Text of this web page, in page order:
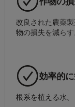
改良された農薬
物の損失を減らす
効率的
根系を植える水。